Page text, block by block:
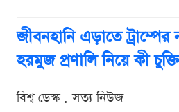
জীবনহানি এড়াতে
হরমুজ প্রণালি নিয়ে কী
বিশ্ব ডেস্ক . সত্য নিউজ